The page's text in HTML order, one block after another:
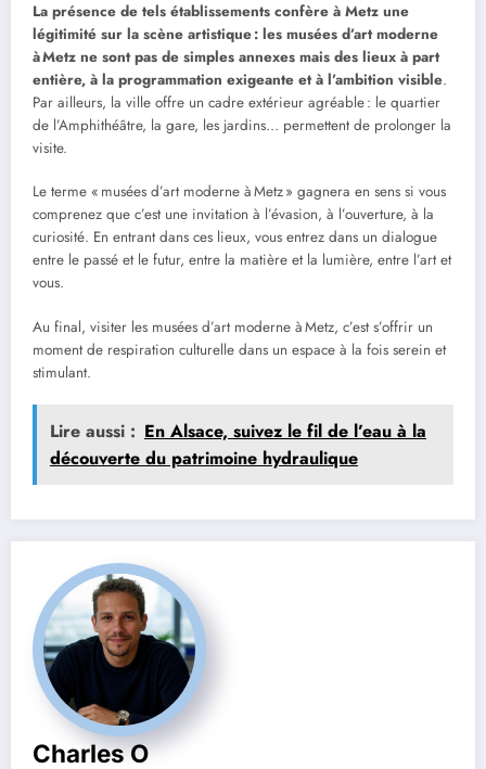
La présence de tels établissements confère à Metz une
légitimité sur la scène artistique : les musées d’art moderne
à Metz ne sont pas de simples annexes mais des lieux à part
entière, à la programmation exigeante et à l’ambition visible.
Par ailleurs, la ville offre un cadre extérieur agréable : le quartier
de l’Amphithéâtre, la gare, les jardins… permettent de prolonger la
visite.
Le terme « musées d’art moderne à Metz » gagnera en sens si vous
comprenez que c’est une invitation à l’évasion, à l’ouverture, à la
curiosité. En entrant dans ces lieux, vous entrez dans un dialogue
entre le passé et le futur, entre la matière et la lumière, entre l’art et
vous.
Au final, visiter les musées d’art moderne à Metz, c’est s’offrir un
moment de respiration culturelle dans un espace à la fois serein et
stimulant.
Lire aussi : En Alsace, suivez le fil de l’eau à la
découverte du patrimoine hydraulique
Charles O